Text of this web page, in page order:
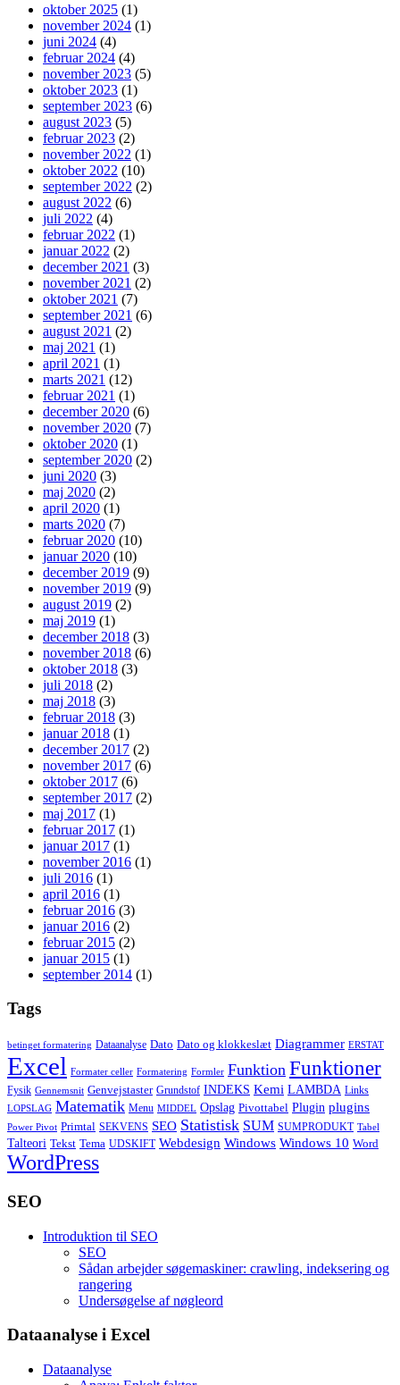
oktober 2025 (1)
november 2024 (1)
juni 2024 (4)
februar 2024 (4)
november 2023 (5)
oktober 2023 (1)
september 2023 (6)
august 2023 (5)
februar 2023 (2)
november 2022 (1)
oktober 2022 (10)
september 2022 (2)
august 2022 (6)
juli 2022 (4)
februar 2022 (1)
januar 2022 (2)
december 2021 (3)
november 2021 (2)
oktober 2021 (7)
september 2021 (6)
august 2021 (2)
maj 2021 (1)
april 2021 (1)
marts 2021 (12)
februar 2021 (1)
december 2020 (6)
november 2020 (7)
oktober 2020 (1)
september 2020 (2)
juni 2020 (3)
maj 2020 (2)
april 2020 (1)
marts 2020 (7)
februar 2020 (10)
januar 2020 (10)
december 2019 (9)
november 2019 (9)
august 2019 (2)
maj 2019 (1)
december 2018 (3)
november 2018 (6)
oktober 2018 (3)
juli 2018 (2)
maj 2018 (3)
februar 2018 (3)
januar 2018 (1)
december 2017 (2)
november 2017 (6)
oktober 2017 (6)
september 2017 (2)
maj 2017 (1)
februar 2017 (1)
januar 2017 (1)
november 2016 (1)
juli 2016 (1)
april 2016 (1)
februar 2016 (3)
januar 2016 (2)
februar 2015 (2)
januar 2015 (1)
september 2014 (1)
Tags
betinget formatering Dataanalyse Dato Dato og klokkeslæt Diagrammer ERSTAT
Excel Formater celler Formatering Formler Funktion Funktioner
Fysik Gennemsnit Genvejstaster Grundstof INDEKS Kemi LAMBDA Links
LOPSLAG Matematik Menu MIDDEL Opslag Pivottabel Plugin plugins
Power Pivot Primtal SEKVENS SEO Statistisk SUM SUMPRODUKT Tabel
Talteori Tekst Tema UDSKIFT Webdesign Windows Windows 10 Word
WordPress
SEO
Introduktion til SEO
SEO
Sådan arbejder søgemaskiner: crawling, indeksering og
rangering
Undersøgelse af nøgleord
Dataanalyse i Excel
Dataanalyse